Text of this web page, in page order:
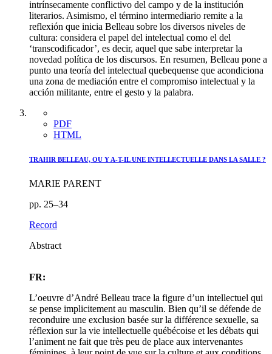
intrínsecamente conflictivo del campo y de la institución
literarios. Asimismo, el término intermediario remite a la
reflexión que inicia Belleau sobre los diversos niveles de
cultura: considera el papel del intelectual como el del
‘transcodificador’, es decir, aquel que sabe interpretar la
novedad política de los discursos. En resumen, Belleau pone a
punto una teoría del intelectual quebequense que acondiciona
una zona de mediación entre el compromiso intelectual y la
acción militante, entre el gesto y la palabra.
PDF
HTML
TRAHIR BELLEAU, OU Y A-T-IL UNE INTELLECTUELLE DANS LA SALLE ?
MARIE PARENT
pp. 25–34
Record
Abstract
FR:
L’oeuvre d’André Belleau trace la figure d’un intellectuel qui
se pense implicitement au masculin. Bien qu’il se défende de
reconduire une exclusion basée sur la différence sexuelle, sa
réflexion sur la vie intellectuelle québécoise et les débats qui
l’animent ne fait que très peu de place aux intervenantes